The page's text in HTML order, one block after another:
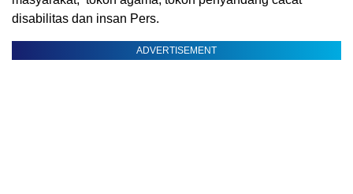
disabilitas dan insan Pers.
ADVERTISEMENT